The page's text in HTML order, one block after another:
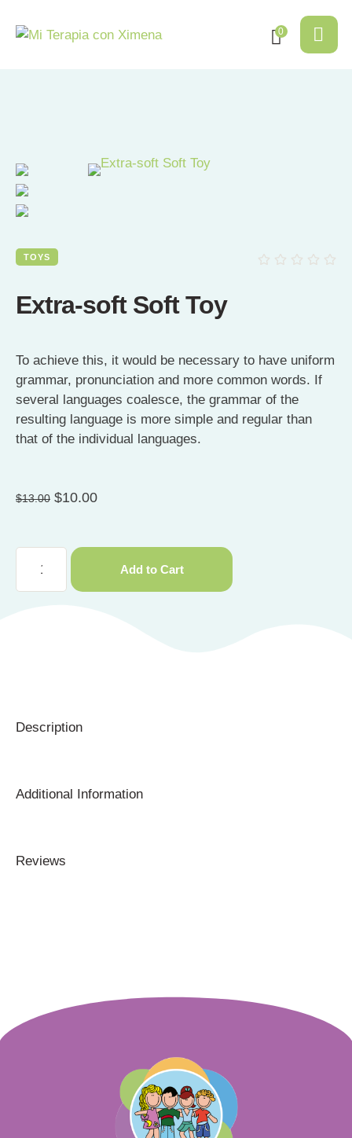
0
TOYS
Extra-soft Soft Toy
To achieve this, it would be necessary to have uniform
grammar, pronunciation and more common words. If
several languages coalesce, the grammar of the
resulting language is more simple and regular than
that of the individual languages.
$13.00 $10.00
Add to Cart
Description
Additional Information
Reviews